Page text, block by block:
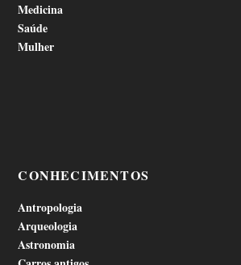
Medicina
Saúde
Mulher
CONHECIMENTOS
Antropologia
Arqueologia
Astronomia